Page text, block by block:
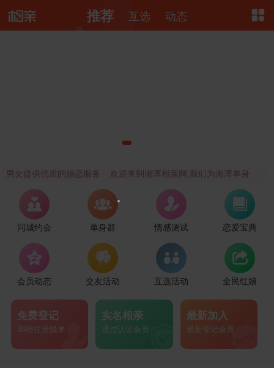
推荐 互选 动态
女提供优质的婚恋服务 欢迎来到湘潭相亲网,我们为湘潭单身男

同城约会

单身群

情感测试

恋爱宝典

会员动态

交友活动

互选活动

全民红娘
免费登记
30秒注册脱单
实名相亲
通过认证会员
最新加入
最新登记会员
